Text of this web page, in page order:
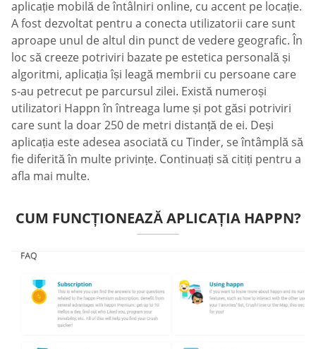
aplicație mobilă de întâlniri online, cu accent pe locație.
A fost dezvoltat pentru a conecta utilizatorii care sunt
aproape unul de altul din punct de vedere geografic. În
loc să creeze potriviri bazate pe estetica personală și
algoritmi, aplicația își leagă membrii cu persoane care
s-au petrecut pe parcursul zilei. Există numeroși
utilizatori Happn în întreaga lume și pot găsi potriviri
care sunt la doar 250 de metri distanță de ei. Deși
aplicația este adesea asociată cu Tinder, se întâmplă să
fie diferită în multe privințe. Continuați să citiți pentru a
afla mai multe.
CUM FUNCȚIONEAZĂ APLICAȚIA HAPPN?